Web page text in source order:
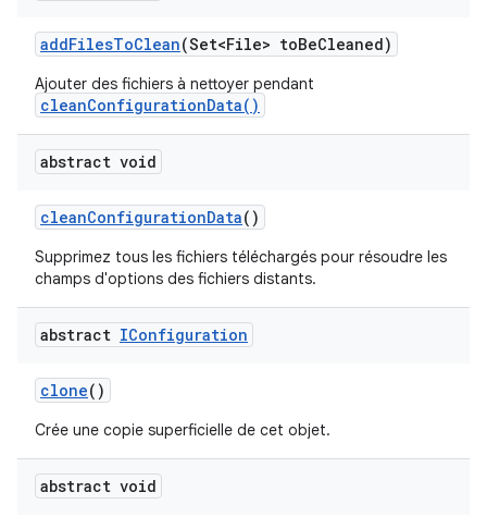
addFilesToClean(Set<File> toBeCleaned)
Ajouter des fichiers à nettoyer pendant
cleanConfigurationData()
abstract void
cleanConfigurationData()
Supprimez tous les fichiers téléchargés pour résoudre les
champs d'options des fichiers distants.
abstract IConfiguration
clone()
Crée une copie superficielle de cet objet.
abstract void